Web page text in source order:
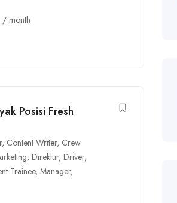
/ month
Posisi Fresh
, Content Writer, Crew
, Direktur, Driver,
Trainee, Manager,